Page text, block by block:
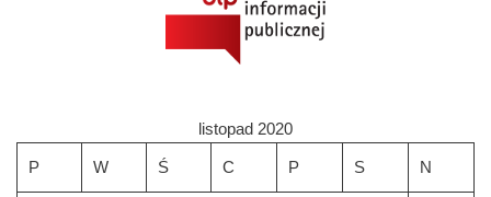
listopad 2020
P W Ś C P S N